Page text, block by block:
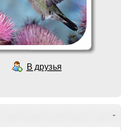
В друзья
-